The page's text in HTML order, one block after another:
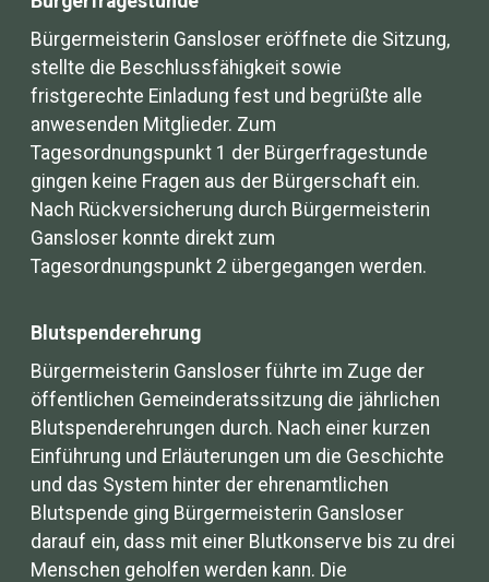
Bürgermeisterin Gansloser eröffnete die Sitzung,
stellte die Beschlussfähigkeit sowie
fristgerechte Einladung fest und begrüßte alle
anwesenden Mitglieder. Zum
Tagesordnungspunkt 1 der Bürgerfragestunde
gingen keine Fragen aus der Bürgerschaft ein.
Nach Rückversicherung durch Bürgermeisterin
Gansloser konnte direkt zum
Tagesordnungspunkt 2 übergegangen werden.
Blutspenderehrung
Bürgermeisterin Gansloser führte im Zuge der
öffentlichen Gemeinderatssitzung die jährlichen
Blutspenderehrungen durch. Nach einer kurzen
Einführung und Erläuterungen um die Geschichte
und das System hinter der ehrenamtlichen
Blutspende ging Bürgermeisterin Gansloser
darauf ein, dass mit einer Blutkonserve bis zu drei
Menschen geholfen werden kann. Die